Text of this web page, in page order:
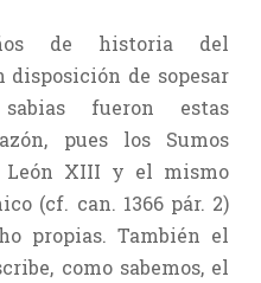
de historia del
disposición de sopesar
fueron estas
pues los Sumos
León XIII y el mismo
(cf. can. 1366 pár. 2)
propias. También el
como sabemos, el